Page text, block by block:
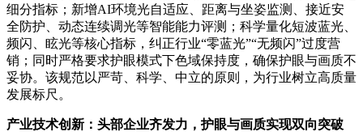
细分指标；新增AI环境光自适应、距离与坐姿监测、接近安
全防护、动态连续调光等智能能力评测；科学量化短波蓝光、
频闪、眩光等核心指标，纠正行业“零蓝光”“无频闪”过度营
销；同时严格要求护眼模式下色域保持度，确保护眼与画质不
妥协。该规范以严苛、科学、中立的原则，为行业树立高质量
发展标尺。
产业技术创新：头部企业齐发力，护眼与画质实现双向突破